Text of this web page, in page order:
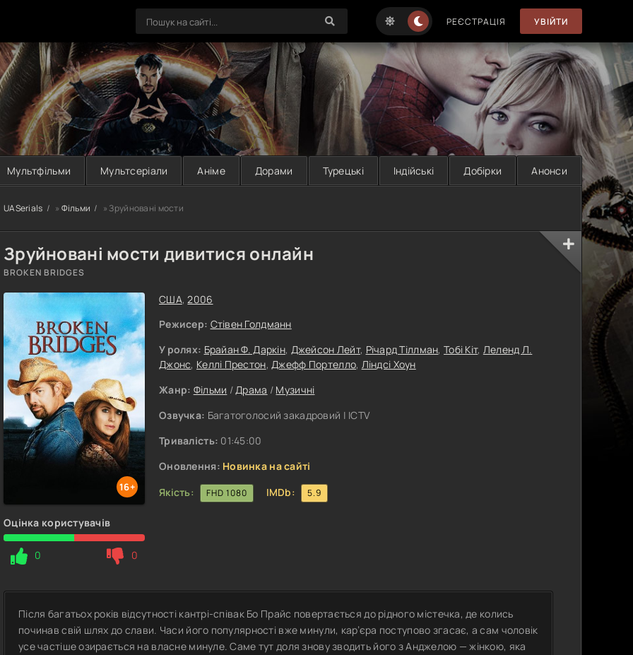
РЕЄСТРАЦІЯ УВІЙТИ
Мультфільми Мультсеріали Аніме Дорами Турецькі Індійські Добірки Анонси
UASerials » Фільми » Зруйновані мости
Зруйновані мости дивитися онлайн
BROKEN BRIDGES
16+
Оцінка користувачів
0 0
США,2006
Режисер: Стівен Голдманн
У ролях: Брайан Ф. Даркін, Джейсон Лейт, Річард Тіллман, Тобі Кіт, Леленд Л.
Джонс, Келлі Престон,Джефф Портелло, Ліндсі Хоун
Жанр: Фільми /Драма / Музичні
Озвучка: Багатоголосий закадровий | ICTV
Тривалість: 01:45:00
Оновлення: Новинка на сайті
Якість:
FHD 1080 IMDb: 5.9
Після багатьох років відсутності кантрі-співак Бо Прайс повертається до рідного містечка, де колись
починав свій шлях до слави. Часи його популярності вже минули, кар’єра поступово згасає, а сам чоловік
усе частіше озирається на власне минуле. Саме тут доля знову зводить його з Анджелою — жінкою, яка